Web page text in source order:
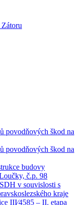
povodňových škod na
povodňových škod na
budovy
č.p. 98
v souvislosti s
kraje
III⁄4585 – II. etapa